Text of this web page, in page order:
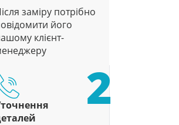
заміру потрібно
його
клієнт-
2